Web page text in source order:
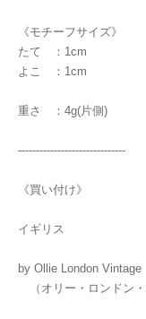
《モチーフサイズ》
たて ：1cm
よこ ：1cm
重さ ：4g(片側)
------------------------------
《買い付け》
イギリス
by Ollie London Vintage
（オリー・ロンドン・